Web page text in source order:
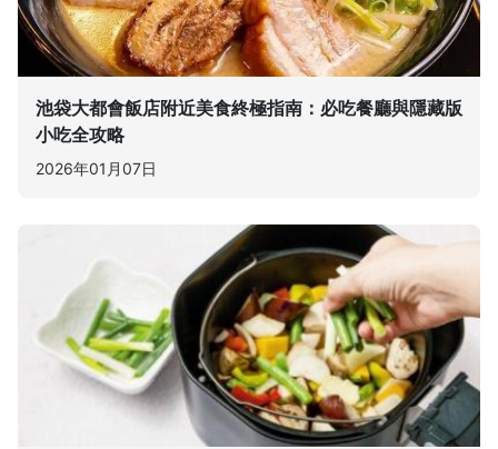
池袋大都會飯店附近美食終極指南：必吃餐廳與隱藏版
小吃全攻略
2026年01月07日